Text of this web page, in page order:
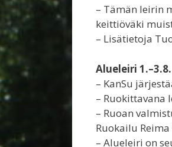
– Tämän leirin
keittiöväki
– Lisätietoja
Alueleiri
– KanSu
– Ruokittavana
– Ruoan
Ruokailu
– Alueleiri on